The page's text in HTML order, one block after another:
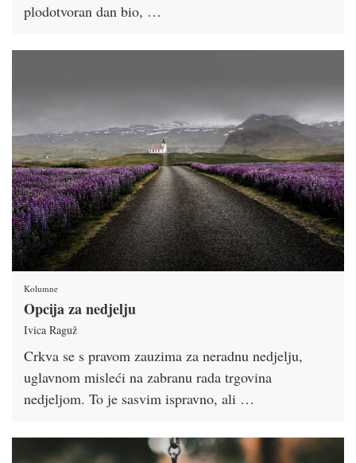
plodotvoran dan bio, …
Kolumne
Opcija za nedjelju
Ivica Raguž
Crkva se s pravom zauzima za neradnu nedjelju,
uglavnom misleći na zabranu rada trgovina
nedjeljom. To je sasvim ispravno, ali …